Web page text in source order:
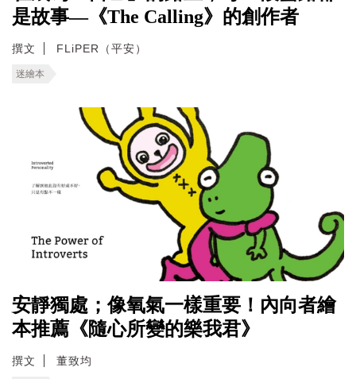
是故事—《The Calling》的創作者
撰文 FLiPER（平安）
迷繪本
安靜獨處；像氧氣一樣重要！內向者繪
本推薦《隨心所變的樂我君》
撰文 董致均